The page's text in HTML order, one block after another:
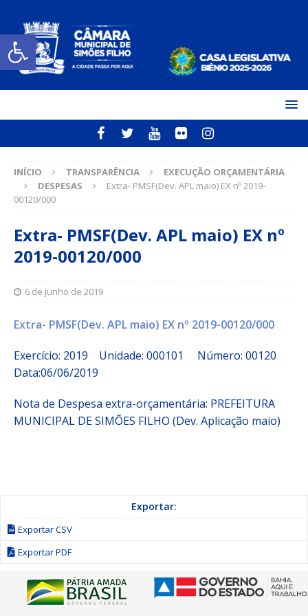
Open toolbar
INÍCIO TRANSPARÊNCIA
EXECUÇÃO ORÇAMENTÁRIA
DESPESAS
Extra- PMSF(Dev. APL maio) EX nº 2019-
00120/000
Extra- PMSF(Dev. APL maio) EX nº
2019-00120/000
6 de junho de 2019
Extra- PMSF(Dev. APL maio) EX nº 2019-00120/000
Exercício: 2019 Unidade: 000101 Número: 00120
Data:06/06/2019
Nota de Despesa extra-orçamentária: PREFEITURA
MUNICIPAL DE SIMÕES FILHO (Dev. Aplicação maio)
Exportar:
Exportar CSV
Exportar PDF